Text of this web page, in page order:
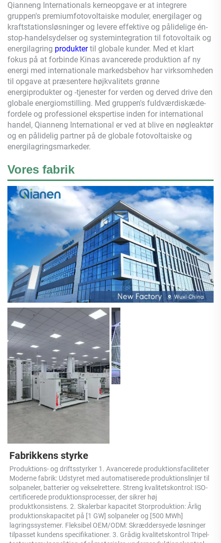
Qianneng Internationals kerneopgave er at integrere
gruppen's premiumfotovoltaiske moduler, energilager og
kraftstationsløsninger og levere effektive og pålidelige én-
stop-handelsydelser og systemintegration til fotovoltaik og
energilagring produktertil globale kunder. Med et klart
fokus på at forbinde Kinas avancerede produktion af ny
energi med internationale markedsbehov har virksomheden
til opgave at præsentere højkvalitets grønne
energiprodukter og -tjenester for verden og derved drive den
globale energiomstilling. Med gruppen's fuldværdiskæde-
fordele og professionel ekspertise inden for international
handel, Qianneng International er ved at blive en nøgleaktør
og en pålidelig partner på de globale fotovoltaiske og
energilagringsmarkeder.
Vores fabrik
Fabrikkens styrke
Produktions- og driftsstyrker 1. Avancerede produktionsfaciliteter
Moderne fabrik: Udstyret med automatiserede produktionslinjer til
solpaneler, batterier og vekselrettere. Streng kvalitetskontrol: ISO-
certificerede produktionsprocesser, der sikrer høj
produktkonsistens. 2. Skalerbar kapacitet Storproduktion: Årlig
produktionskapacitet på [1 GW] solpaneler og [500 MWh]
lagringssystemer. Fleksibel OEM/ODM: Skræddersyede løsninger
tilpasset kundens specifikationer. 3. Grådig kvalitetskontrol Tripel-